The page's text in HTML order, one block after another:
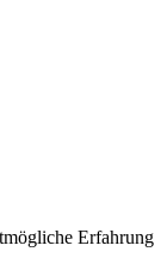
Erfahrung